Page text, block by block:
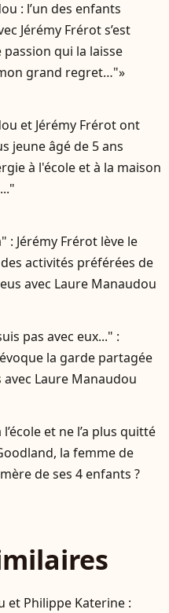
: l’un des enfants
Jérémy Frérot s’est
qui la laisse
grand regret…"»
et Jérémy Frérot ont
jeune âgé de 5 ans
à l'école et à la maison
: Jérémy Frérot lève le
activités préférées de
avec Laure Manaudou
pas avec eux..." :
la garde partagée
Laure Manaudou
l’école et ne l’a plus quitté
la femme de
de ses 4 enfants ?
et Philippe Katerine :